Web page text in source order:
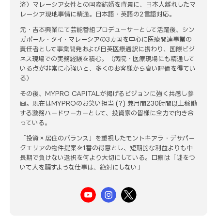
済）マレーシア女性との国際結婚を背景に、日本人離れしたマ
レーシア現地事情に精通。日本語・英語の2言語対応。
元・吉本興業にて芸能番組プロデューサーとして活躍後、シン
ガポール・タイ・マレーシアの3カ国を中心に医療関連事業の
責任者として事業開発および日英医療通訳に携わり、国際ビジ
ネス現場での実務経験を積む。（病院・医療現場にも精通して
いる点が非常に心強いと、多くのお客様から高い評価を得てい
る）
その後、MYPRO CAPITALが掲げるビジョンに強く共感し参
画。現在はMYPROのお笑い担当 (?) 兼月間230時間以上稼働
する激務ハードワーカーとして、投資家の皆様に全力で向き合
っている。
「投資×居住のバランス」を重視したモントキアラ・デサパー
クエリアの物件提案を1番の得意とし、短期的な利益よりも中
長期で負けない選択を何より大切にしている。口癖は「嘘をつ
いて人を騙すような仕事は、絶対にしない」